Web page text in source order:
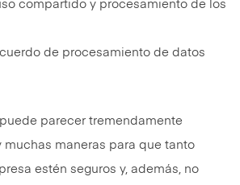
compartido y procesamiento de los
de procesamiento de datos
parecer tremendamente
muchas maneras para que tanto
estén seguros y, además, no